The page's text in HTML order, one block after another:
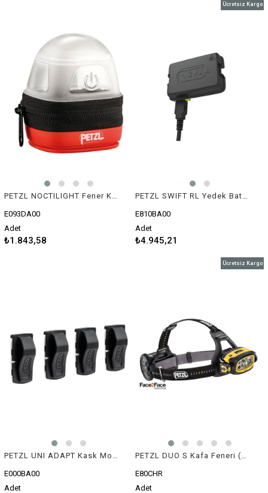
PETZL NOCTILIGHT Fener Kılıfı
E093DA00
Adet
₺1.843,58
PETZL SWIFT RL Yedek Batarya (Micro USB)
E810BA00
Adet
₺4.945,21
Ücretsiz Kargo
E000BA00
Adet
E80CHR
Adet
Ücretsiz Kargo